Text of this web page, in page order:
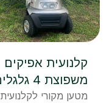
קלנועית אפיקים
משפוצת 4 גלגלים
מטען מקורי לקלנועית